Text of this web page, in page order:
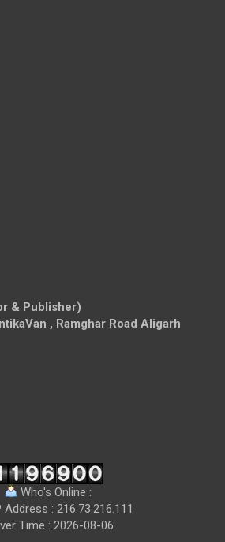
& Publisher)
, Ramghar Road Aligarh
Who's Online :
Address : 216.73.216.111
Time : 2026-08-06